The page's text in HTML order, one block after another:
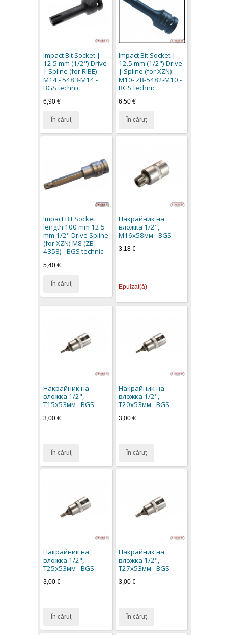
Impact Bit Socket |
12.5 mm (1/2") Drive
| Spline (for RIBE)
M14 - 5483-M14 -
BGS technic
6,90 €
În căruţ
Impact Bit Socket |
12.5 mm (1/2") Drive
| Spline (for XZN)
M10- ZB-5482-M10 -
BGS technic.
6,50 €
În căruţ
Impact Bit Socket
length 100 mm 12.5
mm 1/2" Drive Spline
(for XZN) M8 (ZB-
4358) - BGS technic
5,40 €
În căruţ
Накрайник на
вложка 1/2",
М16х58мм - BGS
3,18 €
Epuizat(ă)
Накрайник на
вложка 1/2",
Т15х53мм - BGS
3,00 €
În căruţ
Накрайник на
вложка 1/2",
Т20х53мм - BGS
3,00 €
În căruţ
Накрайник на
вложка 1/2",
Т25х53мм - BGS
3,00 €
În căruţ
Накрайник на
вложка 1/2",
Т27х53мм - BGS
3,00 €
În căruţ